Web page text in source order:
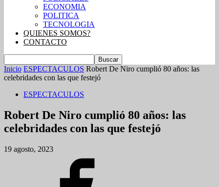
ECONOMIA
POLITICA
TECNOLOGIA
QUIENES SOMOS?
CONTACTO
Inicio ESPECTACULOS Robert De Niro cumplió 80 años: las
celebridades con las que festejó
ESPECTACULOS
Robert De Niro cumplió 80 años: las
celebridades con las que festejó
19 agosto, 2023